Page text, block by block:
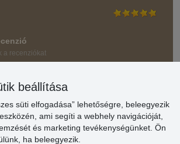
a recenziókat
beállítása
süti elfogadása” lehetőségre, beleegyezik
ami segíti a webhely navigációját,
és marketing tevékenységünket. Ön
ha beleegyezik.